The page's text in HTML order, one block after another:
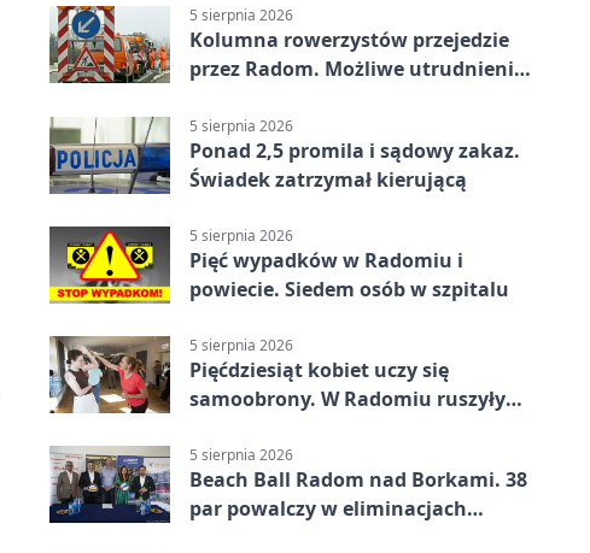
5 sierpnia 2026
Kolumna rowerzystów przejedzie
przez Radom. Możliwe utrudnienia
5 sierpnia 2026
Ponad 2,5 promila i sądowy zakaz.
Świadek zatrzymał kierującą
5 sierpnia 2026
Pięć wypadków w Radomiu i
powiecie. Siedem osób w szpitalu
5 sierpnia 2026
Pięćdziesiąt kobiet uczy się
samoobrony. W Radomiu ruszyły
5 sierpnia 2026
Beach Ball Radom nad Borkami. 38
par powalczy w eliminacjach